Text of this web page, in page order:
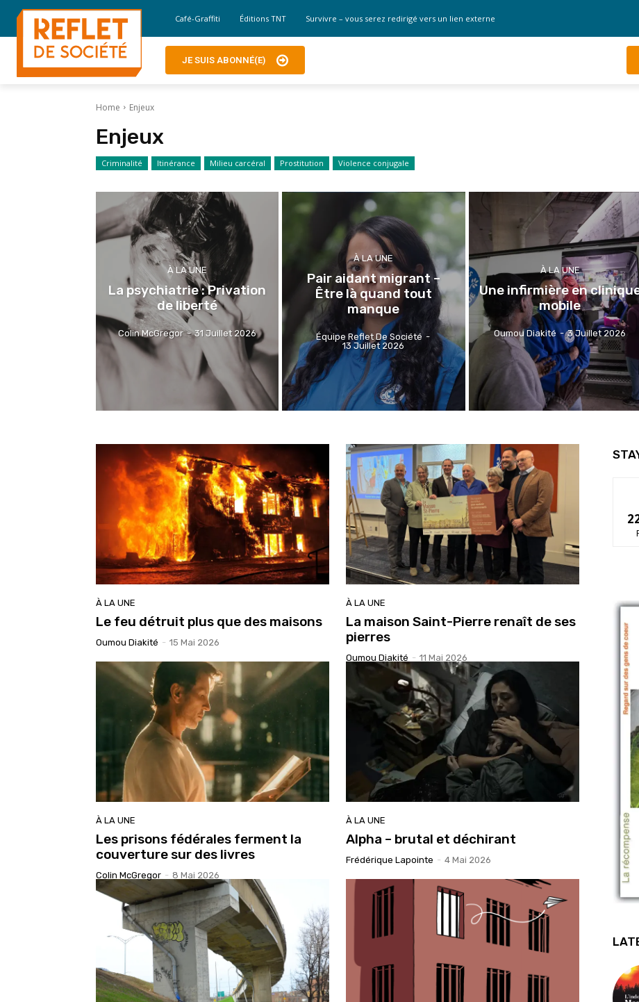
Café-Graffiti Éditions TNT Survivre – vous serez redirigé vers un lien externe
JE SUIS ABONNÉ(E)
Home Enjeux
Enjeux
Criminalité Itinérance Milieu carcéral Prostitution Violence conjugale
À LA UNE
La psychiatrie : Privation
de liberté
Colin McGregor - 31 Juillet 2026
À LA UNE
Pair aidant migrant –
Être là quand tout
manque
Équipe Reflet De Société -
13 Juillet 2026
À LA UNE
Une infirmière en
mobile
Oumou Diakité - 3 Juillet 2026
À LA UNE
Le feu détruit plus que des maisons
Oumou Diakité - 15 Mai 2026
À LA UNE
La maison Saint-Pierre renaît de ses
pierres
Oumou Diakité - 11 Mai 2026
À LA UNE
Les prisons fédérales ferment la
couverture sur des livres
Colin McGregor - 8 Mai 2026
À LA UNE
Alpha – brutal et déchirant
Frédérique Lapointe - 4 Mai 2026